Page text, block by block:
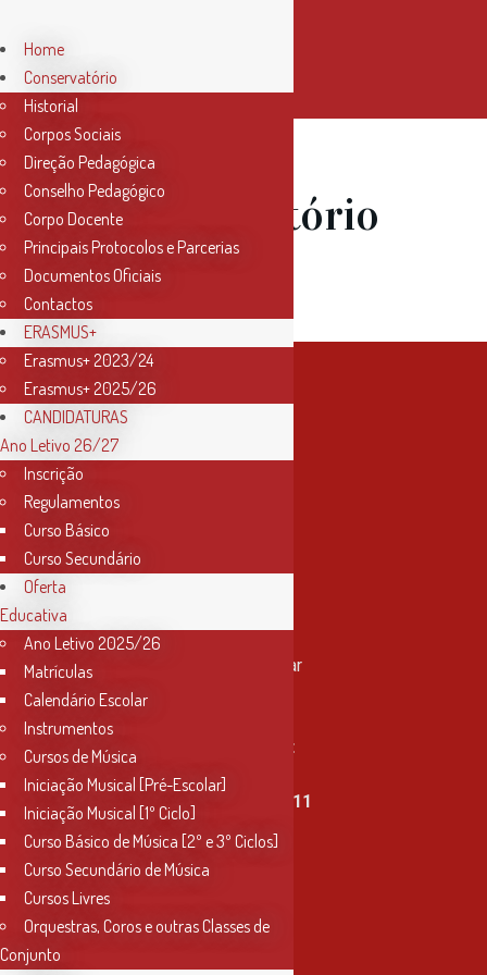
04 Jan
Oratório
de Noël
Contactos
Rua Miguel Bombarda, nº 4, 1º andar
2000-080 Santarém
info@conservatoriosantarem.pt
T. (+351) 915 335 478 / 913 890 411
Horário Secretaria
2ª, 3ª, 5ª e 6ª feira
4ª feira
Home
Conservatório
Historial
Corpos Sociais
Direção Pedagógica
Conselho Pedagógico
Corpo Docente
Principais Protocolos e Parcerias
Documentos Oficiais
Contactos
ERASMUS+
Erasmus+ 2023/24
Erasmus+ 2025/26
CANDIDATURAS
Ano Letivo 26/27
Inscrição
Regulamentos
Curso Básico
Curso Secundário
Oferta
Educativa
Ano Letivo 2025/26
Matrículas
Calendário Escolar
Instrumentos
Cursos de Música
Iniciação Musical [Pré-Escolar]
Iniciação Musical [1º Ciclo]
Curso Básico de Música [2º e 3º Ciclos]
Curso Secundário de Música
Cursos Livres
Orquestras, Coros e outras Classes de
Conjunto